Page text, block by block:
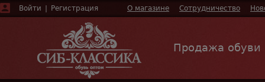
Войти Регистрация О магазине Сотрудничество
Продажа